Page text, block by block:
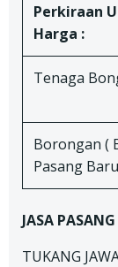
Perkiraan
Harga :
Tenaga
Borongan (
Pasang
JASA
TUKANG